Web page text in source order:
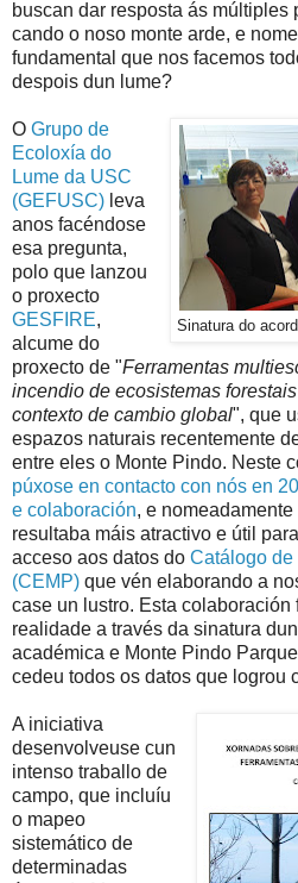
buscan dar resposta ás múltiples
cando o noso monte arde, e
fundamental que nos facemos
despois dun lume?
Sinatura do
O Grupo de
Ecoloxía do
Lume da USC
(GEFUSC) leva
anos facéndose
esa pregunta,
polo que lanzou
o proxecto
GESFIRE,
alcume do
proxecto de "Ferramentas
incendio de ecosistemas
contexto de cambio global", que
espazos naturais recentemente
entre eles o Monte Pindo. Neste
púxose en contacto con nós en
e colaboración, e
resultaba máis atractivo e útil
acceso aos datos do Catálogo
(CEMP) que vén elaborando a
case un lustro. Esta colaboración
realidade a través da sinatura
académica e Monte Pindo
cedeu todos os datos que logrou
A iniciativa
desenvolveuse cun
intenso traballo de
campo, que incluíu
o mapeo
sistemático de
determinadas